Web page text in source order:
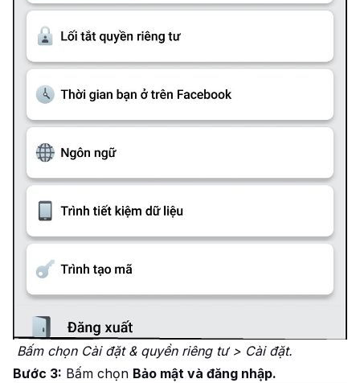
Bấm chọn Cài đặt & quyền riêng tư > Cài đặt.
Bước 3: Bấm chọn Bảo mật và đăng nhập.